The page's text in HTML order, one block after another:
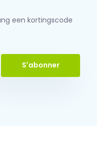
een kortingscode
S'abonner